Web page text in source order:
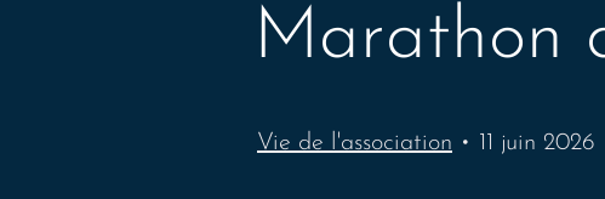
Marathon
Vie de l'association • 11 juin 2026